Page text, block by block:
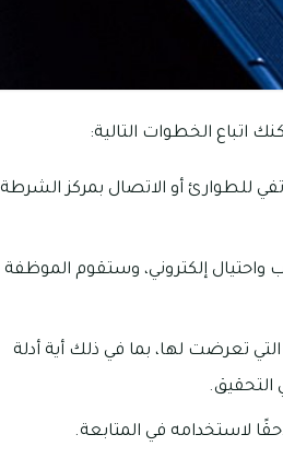
اتباع الخطوات التالية:
للطوارئ أو الاتصال بمركز الشرطة
إلكتروني، وستقوم الموظفة
تعرضت لها، بما في ذلك أية أدلة
التحقيق.
لاستخدامه في المتابعة.